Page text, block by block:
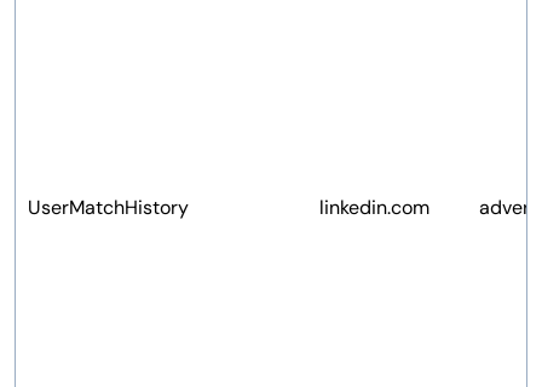
UserMatchHistory linkedin.com